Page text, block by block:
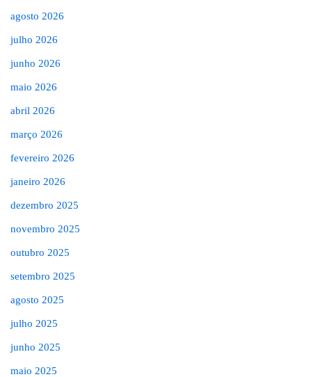
agosto 2026
julho 2026
junho 2026
maio 2026
abril 2026
março 2026
fevereiro 2026
janeiro 2026
dezembro 2025
novembro 2025
outubro 2025
setembro 2025
agosto 2025
julho 2025
junho 2025
maio 2025